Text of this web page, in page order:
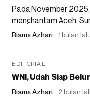
Pada November
menghantam Aceh,
Risma Azhari 1 bulan lalu
EDITORIAL
WNI, Udah Siap
Risma Azhari 2 bulan